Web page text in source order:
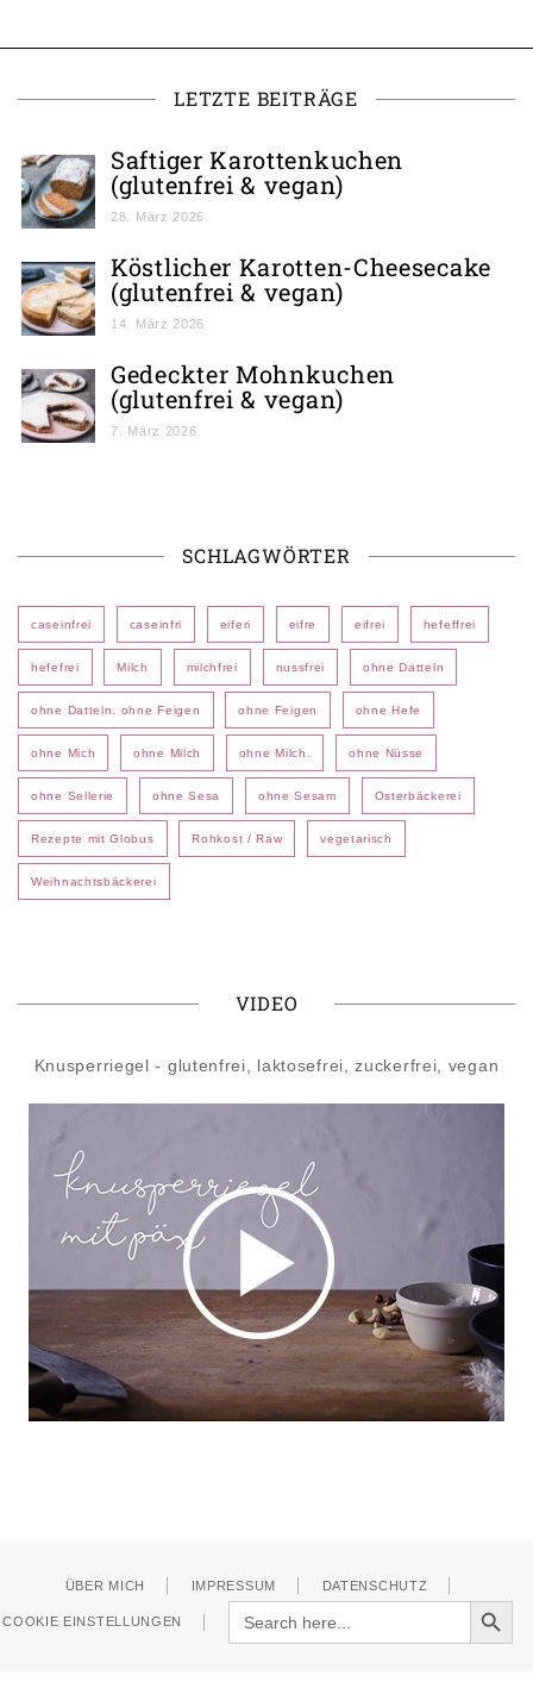
LETZTE BEITRÄGE
Saftiger Karottenkuchen
(glutenfrei & vegan)
28. März 2026
Köstlicher Karotten-Cheesecake
(glutenfrei & vegan)
14. März 2026
Gedeckter Mohnkuchen
(glutenfrei & vegan)
7. März 2026
SCHLAGWÖRTER
caseinfrei caseinfri eiferi eifre eifrei hefeffrei
hefefrei Milch milchfrei nussfrei ohne Datteln
ohne Datteln. ohne Feigen ohne Feigen ohne Hefe
ohne Mich ohne Milch ohne Milch. ohne Nüsse
ohne Sellerie ohne Sesa ohne Sesam Osterbäckerei
Rezepte mit Globus Rohkost / Raw vegetarisch
Weihnachtsbäckerei
VIDEO
Knusperriegel - glutenfrei, laktosefrei, zuckerfrei, vegan
ÜBER MICH IMPRESSUM DATENSCHUTZ
COOKIE EINSTELLUNGEN
Search
for:
Search Button